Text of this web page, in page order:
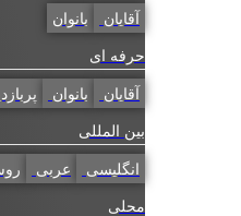
بانوان
حرفه ای
بانوان پربازدیدها
بین المللی
انگلیسی عربی روسی
محلی